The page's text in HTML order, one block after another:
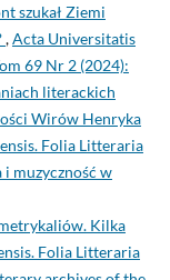
szukał Ziemi
,Acta Universitatis
69 Nr 2 (2024):
literackich
Wirów Henryka
Folia Litteraria
i muzyczność w
Kilka
Folia Litteraria